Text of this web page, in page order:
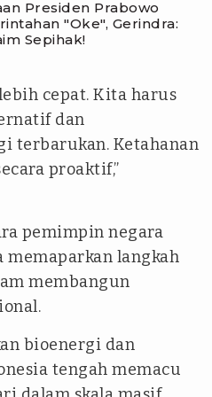
Presiden Prabowo
"Oke", Gerindra:
Sepihak!
cepat. Kita harus
dan
terbarukan. Ketahanan
proaktif,”
pemimpin negara
memaparkan langkah
membangun
bioenergi dan
tengah memacu